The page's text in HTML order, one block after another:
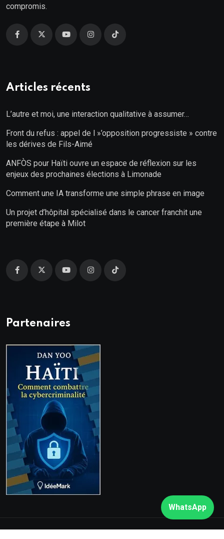
WhatsApp
compromis.
Articles récents
L’autre et moi, une interaction qualitative à assumer…
Front du refus : appel de l »’opposition progressiste » contre
les dérives de Fils-Aimé
ANFÒS pour Haïti ouvre un espace de réflexion sur les
enjeux des prochaines élections à Limonade
Comment une IA transforme une simple phrase en image
Un projet d’hôpital spécialisé dans le cancer franchit une
première étape à Milot
Partenaires